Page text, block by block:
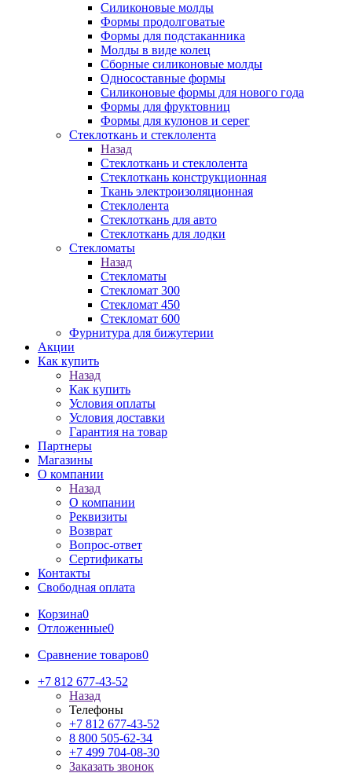
Силиконовые молды
Формы продолговатые
Формы для подстаканника
Молды в виде колец
Сборные силиконовые молды
Односоставные формы
Силиконовые формы для нового года
Формы для фруктовниц
Формы для кулонов и серег
Стеклоткань и стеклолента
Назад
Стеклоткань и стеклолента
Стеклоткань конструкционная
Ткань электроизоляционная
Стеклолента
Стеклоткань для авто
Стеклоткань для лодки
Стекломаты
Назад
Стекломаты
Стекломат 300
Стекломат 450
Стекломат 600
Фурнитура для бижутерии
Акции
Как купить
Назад
Как купить
Условия оплаты
Условия доставки
Гарантия на товар
Партнеры
Магазины
О компании
Назад
О компании
Реквизиты
Возврат
Вопрос-ответ
Сертификаты
Контакты
Свободная оплата
Корзина0
Отложенные0
Сравнение товаров0
+7 812 677-43-52
Назад
Телефоны
+7 812 677-43-52
8 800 505-62-34
+7 499 704-08-30
Заказать звонок